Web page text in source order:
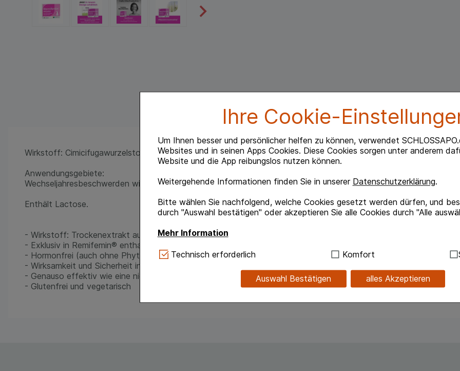
Ihre Cookie-
Um Ihnen besser und persönlicher helfen zu können, verwendet
Websites und in seinen Apps Cookies. Diese Cookies sorgen unter anderem
Website und die App reibungslos nutzen können.
Weitergehende Informationen finden Sie in unserer Datenschutzerklärung.
Bitte wählen Sie nachfolgend, welche Cookies gesetzt werden dürfen, und
durch "Auswahl bestätigen" oder akzeptieren Sie alle Cookies durch "Alle
Mehr Information
Technisch Notwendig:Hierbei handelt es sich um Cookies, die für die
verzichtet werden kann.
gestalten, beispielsweise für die Wiedererkennung des Besuchers oder unsere
Technisch erforderlich Komfort
Auswahl Bestätigen alles Akzeptieren
Beipackzettel
Wirkstoff: Cimicifugawurzelstock-Trockenextrakt.
Anwendungsgebiete:
Wechseljahresbeschwerden wie z. B. Hitzewallungen und übermäßi-ges Schwitzen.
Enthält Lactose.
- Wirkstoff: Trockenextrakt aus dem Wurzelstock der Traubensilberkerze
- Exklusiv in Remifemin® enthaltener iCR*-Spezialextrakt in Standarddosierung
- Hormonfrei (auch ohne Phytoöstrogene), kein Risiko für Brust und Gebärmuttergewebe
- Wirksamkeit und Sicherheit in zahlreichen Studien mit mehr als 12.000 Frauen belegt
- Genauso effektiv wie eine niedrig dosierte Hormontherapie
- Glutenfrei und vegetarisch